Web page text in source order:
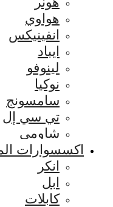
هواوي
انفينيكس
ايباد
لينوفو
نوكيا
سامسونج
تي سي إل
شاومي
اكسسوارات
انكر
ابل
كابلات